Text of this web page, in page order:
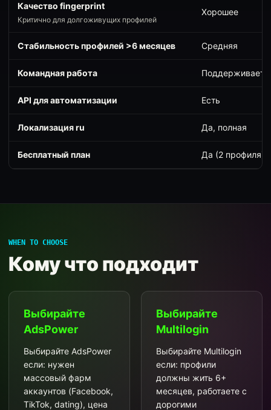
Качество fingerprint
Критично для долгоживущих профилей
Хорошее
Стабильность профилей >6 месяцев Средняя
Командная работа
API для автоматизации Есть
Локализация ru Да, полная
Бесплатный план Да (2 профиля)
WHEN TO CHOOSE
Кому что подходит
Выбирайте
AdsPower
Выбирайте AdsPower
если: нужен
массовый фарм
аккаунтов (Facebook,
TikTok, dating), цена
Выбирайте
Multilogin
Выбирайте Multilogin
если: профили
должны жить 6+
месяцев, работаете с
дорогими